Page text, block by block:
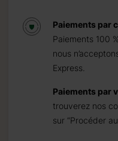
Paiements par
Paiements 100
nous
Express.
Paiements par
trouverez nos
sur “Procéder